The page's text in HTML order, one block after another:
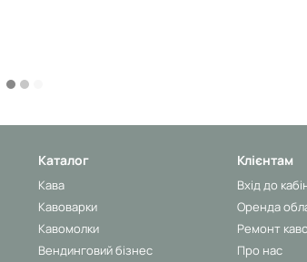
Каталог
Кава
Кавоварки
Кавомолки
Вендинговий бізнес
Клієнтам
Вхід до
Оренда
Ремонт
Про нас